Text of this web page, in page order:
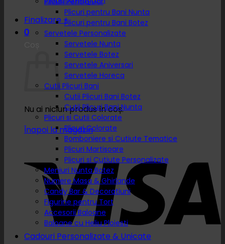
Finalizare +
0
Nu ai niciun produs în coș.
Înapoi la magazin
Plicuri pentru Bani Nunta
Plicuri pentru Bani Botez
Servetele Personalizate
Servetele Nunta
Servetele Botez
Servetele Aniversari
Servetele Horeca
Cutii Plicuri Bani
Cutii Plicuri Bani Botez
Cutii Plicuri Bani Nunta
Plicuri si Cutii Colorate
Plicuri Colorate
Bomboniere si Cutiute Tematice
Plicuri Martisoare
Plicuri si Cutiute Personalizate
Meniuri Nunta Botez
Numere Masa & Ghirlande
Candy Bar & Decoratiuni
Figurine pentru Tort
Accesorii Baloane
Baloane cu Heliu Ploiesti
Cadouri Personalizate & Unicate